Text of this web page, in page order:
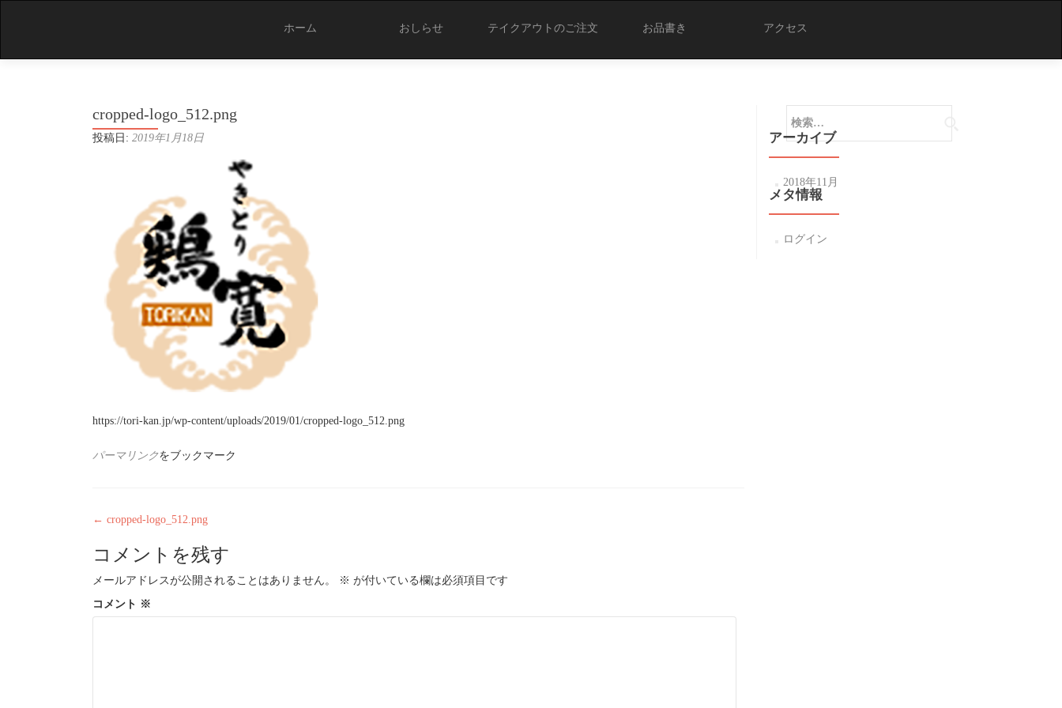
キ
ホーム おしらせ テイクアウトのご注文 お品書き アクセス
cropped-logo_512.png
投稿日: 2019年1月18日
https://tori-kan.jp/wp-content/uploads/2019/01/cropped-logo_512.png
パーマリンクをブックマーク
ナ
ビ
ゲ
← cropped-logo_512.png
コメントを残す
メールアドレスが公開されることはありません。 ※ が付いている欄は必須項目です
コメント ※
索:
アーカイブ
2018年11月
メタ情報
ログイン